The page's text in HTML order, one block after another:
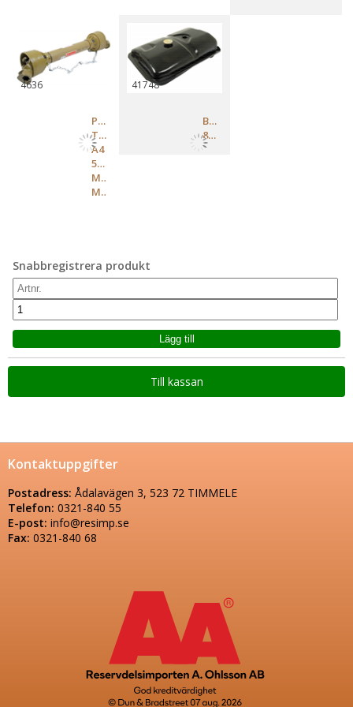
PTOAXEL
TYP
A4
580
MM
MIN
4636
BRÄNSLETANK
897390M91
41748
Snabbregistrera produkt
Till kassan
Kontaktuppgifter
Postadress: Ådalavägen 3, 523 72 TIMMELE
Telefon: 0321-840 55
E-post: info@resimp.se
Fax: 0321-840 68